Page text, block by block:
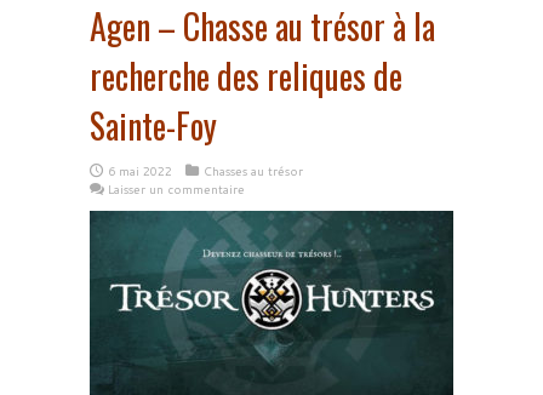
Agen – Chasse au trésor à la
recherche des reliques de
Sainte-Foy
6 mai 2022
Chasses au trésor
Laisser un commentaire